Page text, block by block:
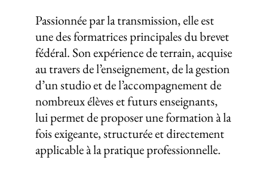
Passionnée par la transmission, elle est
une des formatrices principales du brevet
fédéral. Son expérience de terrain, acquise
au travers de l’enseignement, de la gestion
d’un studio et de l’accompagnement de
nombreux élèves et futurs enseignants,
lui permet de proposer une formation à la
fois exigeante, structurée et directement
applicable à la pratique professionnelle.